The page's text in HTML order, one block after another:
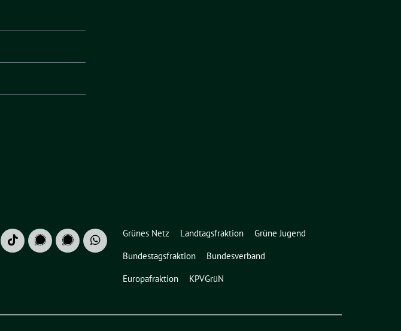
Grünes Netz Landtagsfraktion
Grüne Jugend
Bundestagsfraktion
Bundesverband
Europafraktion
KPVGrüN